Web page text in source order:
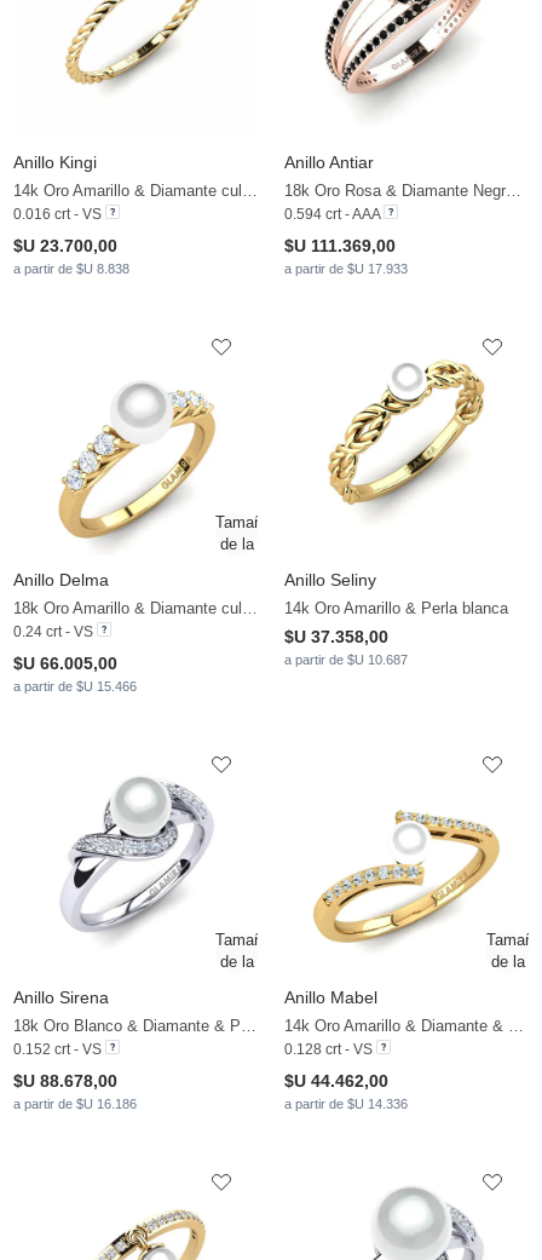
Anillo Kingi
14k Oro Amarillo & Diamante cultivado en laboratorio & Perla blanca
0.016 crt - VS
$U 23.700,00
a partir de $U 8.838
Anillo Antiar
18k Oro Rosa & Diamante Negro & Perla rosa
0.594 crt - AAA
$U 111.369,00
a partir de $U 17.933
Anillo Delma
18k Oro Amarillo & Diamante cultivado en laboratorio & Perla blanca
0.24 crt - VS
$U 66.005,00
a partir de $U 15.466
Anillo Seliny
14k Oro Amarillo & Perla blanca
$U 37.358,00
a partir de $U 10.687
Anillo Sirena
18k Oro Blanco & Diamante & Perla blanca
0.152 crt - VS
$U 88.678,00
a partir de $U 16.186
Anillo Mabel
14k Oro Amarillo & Diamante & Perla blanca
0.128 crt - VS
$U 44.462,00
a partir de $U 14.336